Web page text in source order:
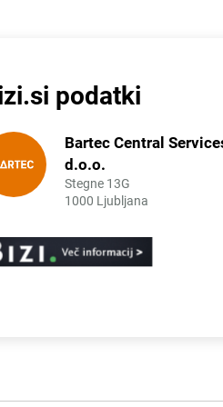
podatki
Bartec Central
d.o.o.
Stegne 13G
1000 Ljubljana